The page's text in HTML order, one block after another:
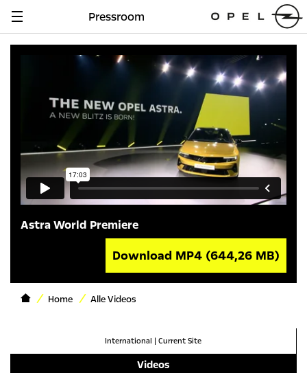
Navigation
Pressroom
Astra World Premiere
Download MP4 (644,26 MB)
Home Alle Videos
International | Current Site
Videos